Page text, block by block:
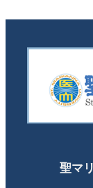
聖マ